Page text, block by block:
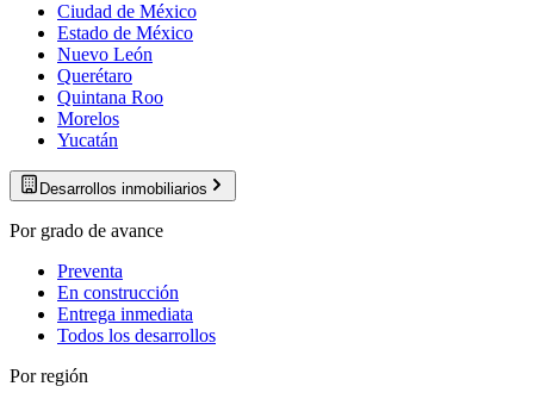
Ciudad de México
Estado de México
Nuevo León
Querétaro
Quintana Roo
Morelos
Yucatán
Desarrollos inmobiliarios
Por grado de avance
Preventa
En construcción
Entrega inmediata
Todos los desarrollos
Por región